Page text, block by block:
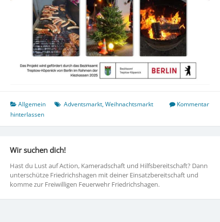
Allgemein Adventsmarkt,Weihnachtsmarkt
Kommentar
hinterlassen
Wir suchen dich!
Hast du Lust auf Action, Kameradschaft und Hilfsbereitschaft? Dann
unterschütze Friedrichshagen mit deiner Einsatzbereitschaft und
komme zur Freiwilligen Feuerwehr Friedrichshagen.